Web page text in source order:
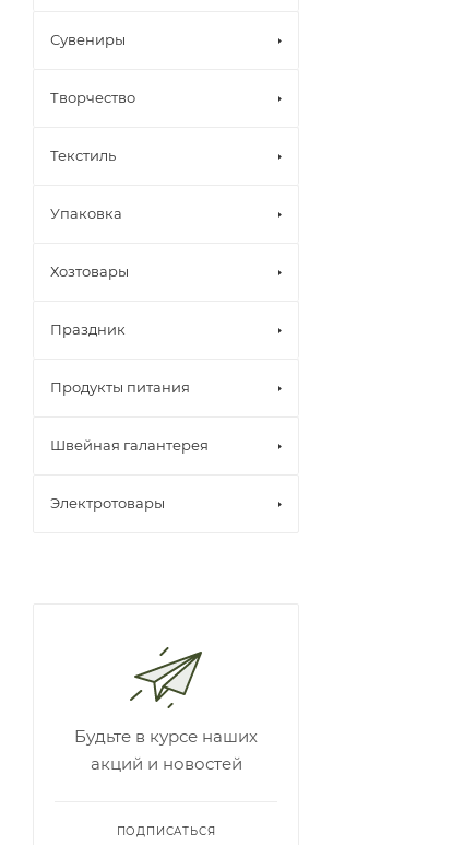
Сувениры
Творчество
Текстиль
Упаковка
Хозтовары
Праздник
Продукты питания
Швейная галантерея
Электротовары
Будьте в курсе наших
акций и новостей
ПОДПИСАТЬСЯ